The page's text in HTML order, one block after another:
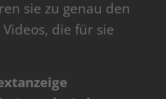
sie zu genau den
die für sie